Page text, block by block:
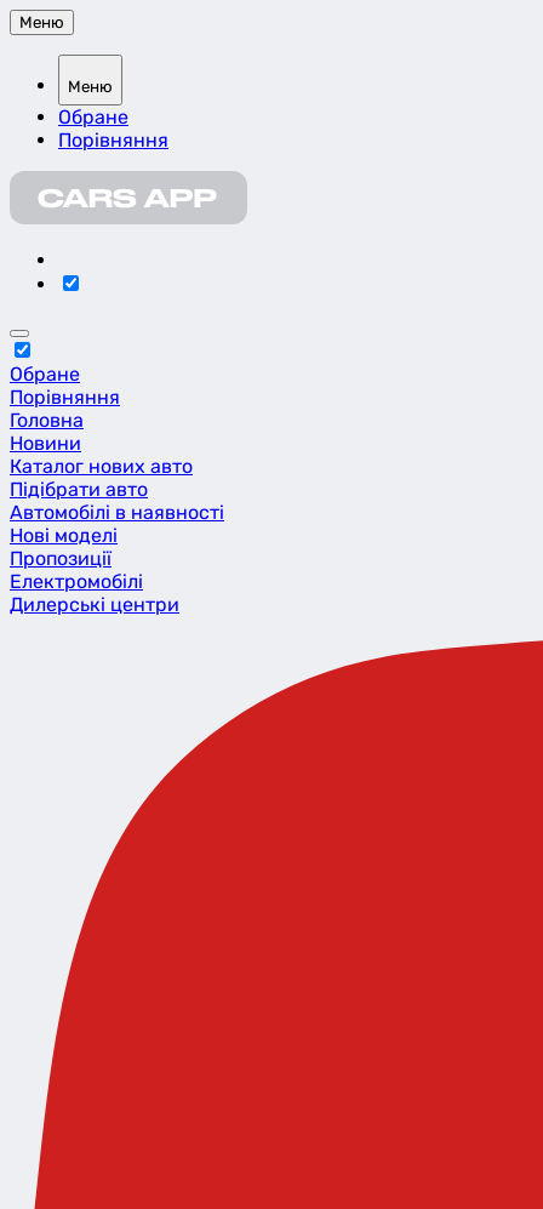
Меню
Меню
Обране
Порівняння
Обране
Порівняння
Головна
Новини
Каталог нових авто
Підібрати авто
Автомобілі в наявності
Нові моделі
Пропозиції
Eлектромобілі
Дилерські центри